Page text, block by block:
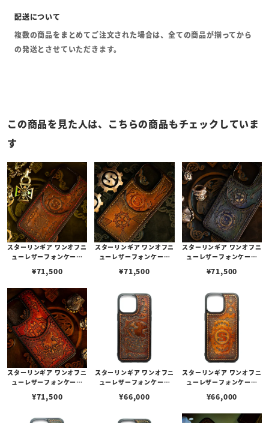
複数の商品をまとめてご注文された場合は、全ての商品が揃ってから
の発送とさせていただきます。
この商品を見た人は、こちらの商品もチェックしていま
す
スターリンギア ワンオフニ
ューレザーフォンケース
ス ブラウン s000117270
¥71,500
スターリンギア ワンオフニ
ューレザーフォンケース
ス ライトブラウン s00011
応）
¥71,500
スターリンギア ワンオフニ
ューレザーフォンケース
ス グリーン s000117269
¥71,500
スターリンギア ワンオフニ
ューレザーフォンケース
ス レッド s000117266（i
¥71,500
スターリンギア ワンオフニ
ューレザーフォンケース
ン s000117355（iPhone
¥66,000
スターリンギア ワンオフニ
ューレザーフォンケース
ラルブラウン s00011735
応）
¥66,000